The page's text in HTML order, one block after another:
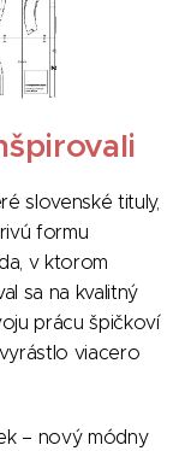
slovenské tituly,
formu
v ktorom
sa na kvalitný
prácu špičkoví
viacero
– nový módny